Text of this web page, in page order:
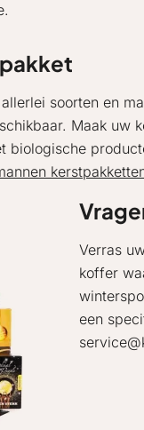
soorten en
Maak uw
biologische
Verras
koffer
een